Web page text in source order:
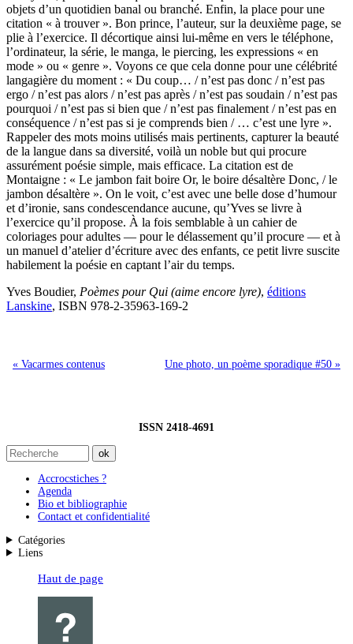
objets d’un quotidien banal ou branché. Enfin, la place pour une
citation « à trouver ». Bon prince, l’auteur, sur la deuxième page, se
plie à l’exercice. Il décortique ainsi lui-même en vers le téléphone,
l’ordinateur, la série, le manga, le piercing, les expressions « en
mode » ou « genre ». Voyons ce que cela donne pour une célébrité
langagière du moment : « Du coup… / n’est pas donc / n’est pas
ergo / n’est pas alors / n’est pas après / n’est pas soudain / n’est pas
pourquoi / n’est pas si bien que / n’est pas finalement / n’est pas en
conséquence / n’est pas si je comprends bien / … c’est une lyre ».
Rappeler des mots moins utilisés mais pertinents, capturer la beauté
de la langue dans sa diversité, voilà un noble but qui procure
assurément poésie simple, mais efficace. La citation est de
Montaigne : « Le jambon fait boire Or, le boire désaltère Donc, / le
jambon désaltère ». On le voit, c’est avec une belle dose d’humour
et d’ironie, sans condescendance aucune, qu’Yves se livre à
l’exercice qu’il propose. À la fois semblable à un cahier de
coloriages pour adultes — pour le délassement qu’il procure — et à
un manuel d’atelier d’écriture avec des enfants, ce petit livre suscite
habilement la poésie en captant l’air du temps.
Yves Boudier, Poèmes pour Qui (aime encore lyre), éditions
Lanskine, ISBN 978-2-35963-169-2
« Vacarmes contenus Une photo, un poème sporadique #50 »
ISSN 2418-4691
Accrocstiches ?
Agenda
Bio et bibliographie
Contact et confidentialité
Catégories
Liens
Haut de page